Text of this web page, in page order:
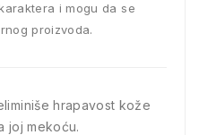
i mogu da se
proizvoda.
hrapavost kože
joj mekoću.